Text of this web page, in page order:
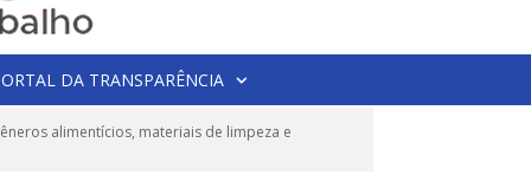
DA TRANSPARÊNCIA
alimentícios, materiais de limpeza e